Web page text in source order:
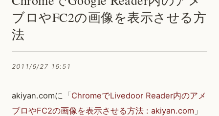
ブロやFC2の画像を表示させる方
法
2011/6/27 16:51
akiyan.comに「 ChromeでLivedoor Reader内のアメ
ブロやFC2の画像を表示させる方法 : akiyan.com 」